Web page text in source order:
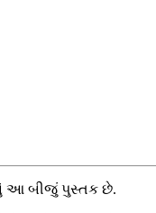
આ બીજું પુસ્તક છે.